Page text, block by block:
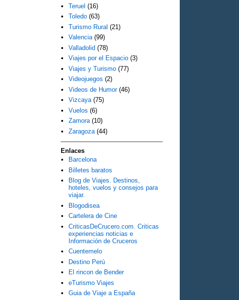
Teruel (16)
Toledo (63)
Turismo Rural (21)
Valencia (99)
Valladolid (78)
Viajes por el Espacio (3)
Viajes y Turismo (77)
Videojuegos (2)
Videos de Humor (46)
Vizcaya (75)
Vuelos (6)
Zamora (10)
Zaragoza (44)
Enlaces
Barcelona
Billetes baratos
Blog de Viajes. Destinos,
hoteles, vuelos y consejos para
viajar.
Blogodisea
Cartelera de Cine
CriticasDeCrucero.com. Criticas
experiencias noticias e
Información de Cruceros
Cuentemelo
Destino Perú
El rincon de Bender
eTurismo Viajes
Guia de Viaje a España